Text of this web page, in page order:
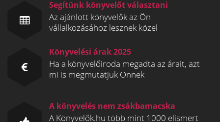
Segítünk könyvelőt választani
Az ajánlott könyvelők az Ön
vállalkozásához lesznek közel
Könyvelési árak 2025
Ha a könyvelőiroda megadta az árait, azt
mi is megmutatjuk Önnek
A könyvelés nem zsákbamacska
A Könyvelők.hu több mint 1000 elismert